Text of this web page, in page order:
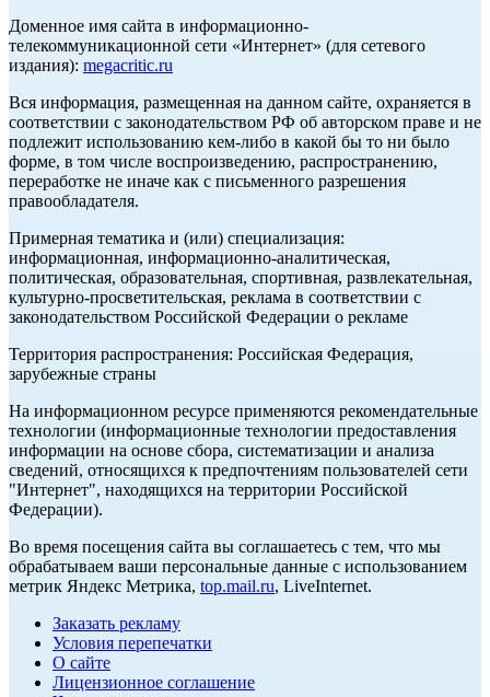
Доменное имя сайта в информационно-
телекоммуникационной сети «Интернет» (для сетевого
издания): megacritic.ru
Вся информация, размещенная на данном сайте, охраняется в
соответствии с законодательством РФ об авторском праве и не
подлежит использованию кем-либо в какой бы то ни было
форме, в том числе воспроизведению, распространению,
переработке не иначе как с письменного разрешения
правообладателя.
Примерная тематика и (или) специализация:
информационная, информационно-аналитическая,
политическая, образовательная, спортивная, развлекательная,
культурно-просветительская, реклама в соответствии с
законодательством Российской Федерации о рекламе
Территория распространения: Российская Федерация,
зарубежные страны
На информационном ресурсе применяются рекомендательные
технологии (информационные технологии предоставления
информации на основе сбора, систематизации и анализа
сведений, относящихся к предпочтениям пользователей сети
"Интернет", находящихся на территории Российской
Федерации).
Во время посещения сайта вы соглашаетесь с тем, что мы
обрабатываем ваши персональные данные с использованием
метрик Яндекс Метрика, top.mail.ru, LiveInternet.
Заказать рекламу
Условия перепечатки
О сайте
Лицензионное соглашение